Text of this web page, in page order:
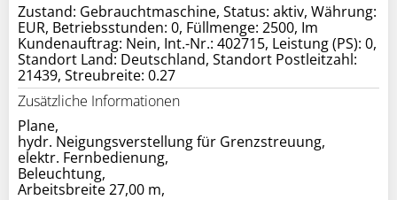
Zustand: Gebrauchtmaschine, Status: aktiv, Währung:
EUR, Betriebsstunden: 0, Füllmenge: 2500, Im
Kundenauftrag: Nein, Int.-Nr.: 402715, Leistung (PS): 0,
Standort Land: Deutschland, Standort Postleitzahl:
21439, Streubreite: 0.27
Zusätzliche Informationen
Plane,
hydr. Neigungsverstellung für Grenzstreuung,
elektr. Fernbedienung,
Beleuchtung,
Arbeitsbreite 27,00 m,